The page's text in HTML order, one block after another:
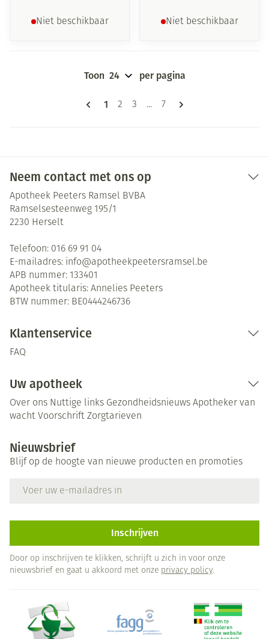
Niet beschikbaar Niet beschikbaar
Pagina's
U lees momenteel pagina
1 Pagina
2 Pagina
3 ... Pagina
7
Toon per pagina
Neem contact met ons op
Apotheek Peeters Ramsel BVBA
Ramselsesteenweg 195/1
2230 Herselt
Telefoon: 016 69 91 04
E-mailadres: info@apotheekpeetersramsel.be
APB nummer: 133401
Apotheek titularis: Annelies Peeters
BTW nummer: BE0444246736
Klantenservice
FAQ
Uw apotheek
Over ons Nuttige links Gezondheidsnieuws Apotheker van
wacht Voorschrift Zorgtarieven
Nieuwsbrief
Blijf op de hoogte van nieuwe producten en promoties
Inschrijven
Door op inschrijven te klikken, schrijft u zich in voor onze
nieuwsbrief en gaat u akkoord met onze privacy policy.